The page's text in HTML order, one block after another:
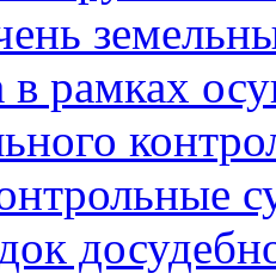
в рамках